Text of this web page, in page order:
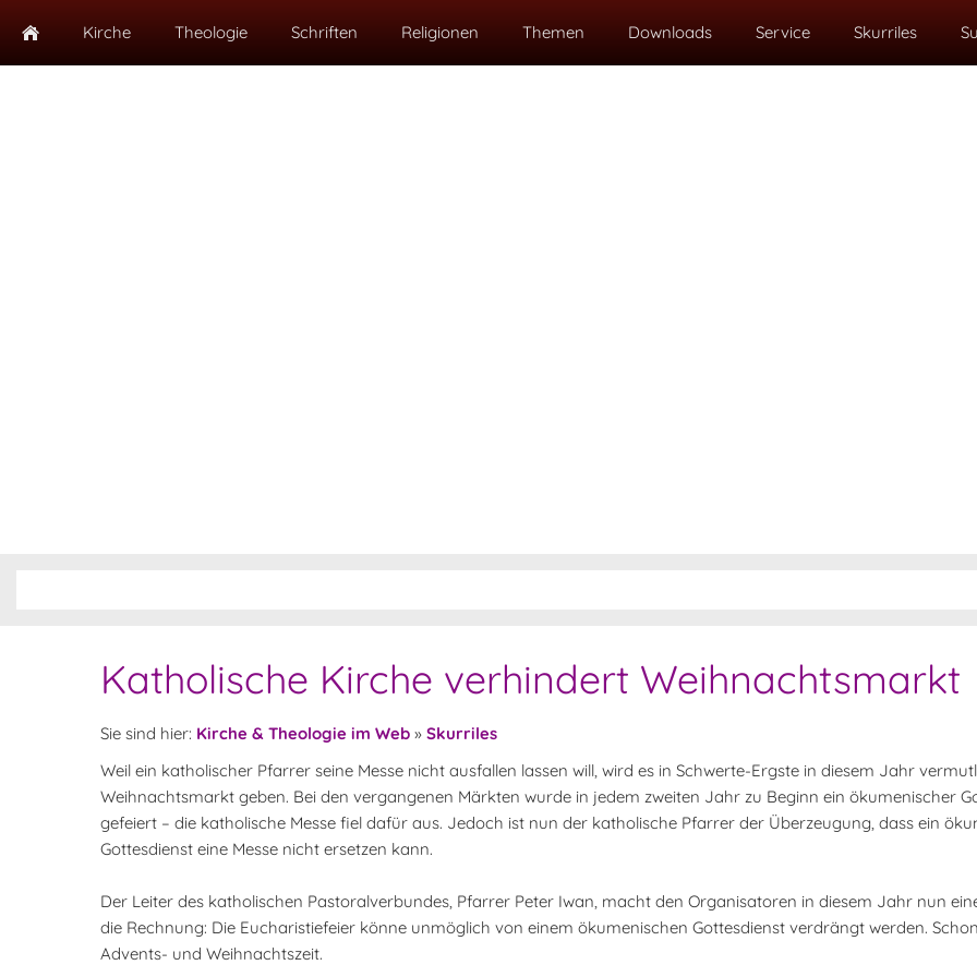
Kirche Theologie Schriften Religionen Themen Downloads Service Skurriles
Katholische Kirche verhindert Weihnachtsmarkt
Sie sind hier: Kirche & Theologie im Web » Skurriles
Weil ein katholischer Pfarrer seine Messe nicht ausfallen lassen will, wird es in Schwerte-Ergste in diesem Jahr
Weihnachtsmarkt geben. Bei den vergangenen Märkten wurde in jedem zweiten Jahr zu Beginn ein ökumenischer
gefeiert – die katholische Messe fiel dafür aus. Jedoch ist nun der katholische Pfarrer der Überzeugung, dass ein
Gottesdienst eine Messe nicht ersetzen kann.
Der Leiter des katholischen Pastoralverbundes, Pfarrer Peter Iwan, macht den Organisatoren in diesem Jahr nun
die Rechnung: Die Eucharistiefeier könne unmöglich von einem ökumenischen Gottesdienst verdrängt werden.
Advents- und Weihnachtszeit.